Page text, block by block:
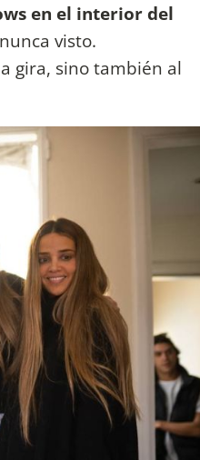
en el interior del
visto.
gira, sino también al